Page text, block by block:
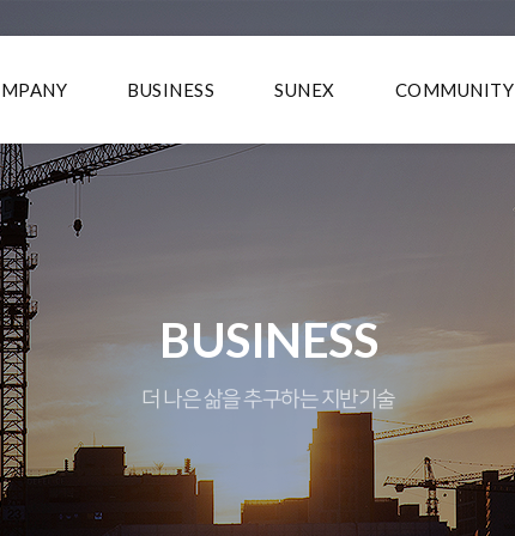
BUSINESS SUNEX COMMUNITY
BUSINESS
더 나은 삶을 추구하는 지반기술